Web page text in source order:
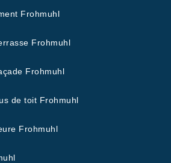
Frohmuhl
Frohmuhl
Frohmuhl
de toit Frohmuhl
Frohmuhl